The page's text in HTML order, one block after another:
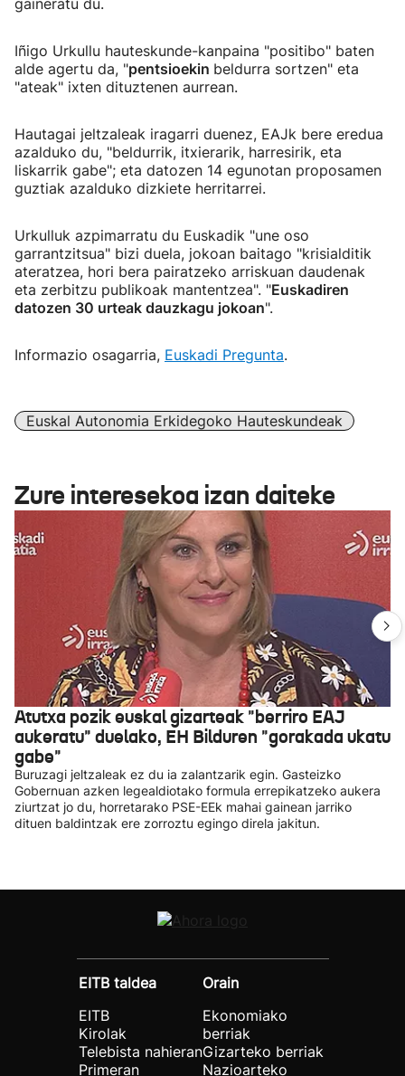
gaineratu du.
Iñigo Urkullu hauteskunde-kanpaina "positibo" baten
alde agertu da, "pentsioekin beldurra sortzen" eta
"ateak" ixten dituztenen aurrean.
Hautagai jeltzaleak iragarri duenez, EAJk bere eredua
azalduko du, "beldurrik, itxierarik, harresirik, eta
liskarrik gabe"; eta datozen 14 egunotan proposamen
guztiak azalduko dizkiete herritarrei.
Urkulluk azpimarratu du Euskadik "une oso
garrantzitsua" bizi duela, jokoan baitago "krisialditik
ateratzea, hori bera pairatzeko arriskuan daudenak
eta zerbitzu publikoak mantentzea". "Euskadiren
datozen 30 urteak dauzkagu jokoan".
Informazio osagarria, Euskadi Pregunta.
Euskal Autonomia Erkidegoko Hauteskundeak
Zure interesekoa izan daiteke
Atutxa pozik euskal gizarteak "berriro EAJ
aukeratu" duelako, EH Bilduren "gorakada ukatu
gabe"
Buruzagi jeltzaleak ez du ia zalantzarik egin. Gasteizko
Gobernuan azken legealdiotako formula errepikatzeko aukera
ziurtzat jo du, horretarako PSE-EEk mahai gainean jarriko
dituen baldintzak ere zorroztu egingo direla jakitun.
EITB taldea
EITB
Kirolak
Telebista nahieran
Primeran
Orain
Ekonomiako
berriak
Gizarteko berriak
Nazioarteko